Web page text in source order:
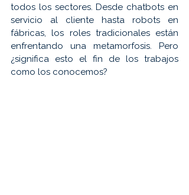
todos los sectores. Desde chatbots en
servicio al cliente hasta robots en
fábricas, los roles tradicionales están
enfrentando una metamorfosis. Pero
¿significa esto el fin de los trabajos
como los conocemos?